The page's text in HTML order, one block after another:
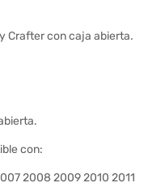
Crafter con caja abierta.
con:
2008 2009 2010 2011